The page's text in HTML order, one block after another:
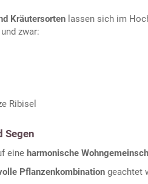
Kräutersorten lassen sich im
zwar:
Ribisel
Segen
eine harmonische
Pflanzenkombination geachtet